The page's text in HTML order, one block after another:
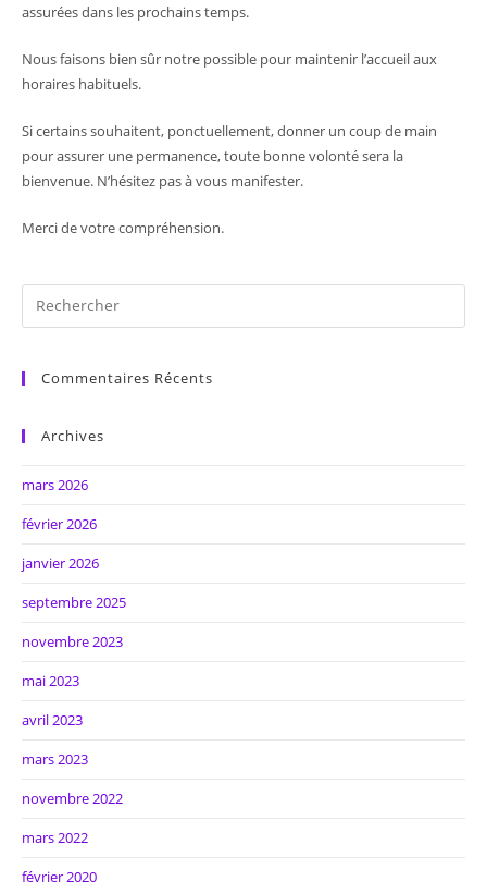
assurées dans les prochains temps.
Nous faisons bien sûr notre possible pour maintenir l’accueil aux
horaires habituels.
Si certains souhaitent, ponctuellement, donner un coup de main
pour assurer une permanence, toute bonne volonté sera la
bienvenue. N’hésitez pas à vous manifester.
Merci de votre compréhension.
Commentaires Récents
Archives
mars 2026
février 2026
janvier 2026
septembre 2025
novembre 2023
mai 2023
avril 2023
mars 2023
novembre 2022
mars 2022
février 2020